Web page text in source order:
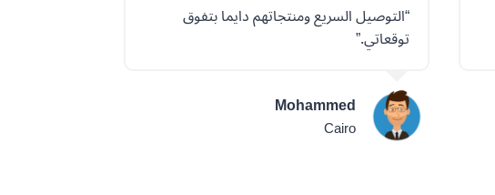
“التوصيل السريع ومنتجاتهم دايما بتفوق
توقعاتي.”
Mohammed
Cairo